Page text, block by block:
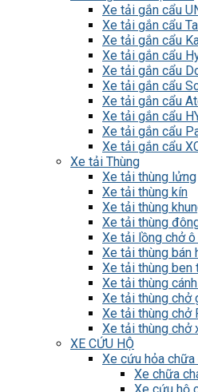
Xe tải gắn cẩu
Xe tải gắn cẩu
Xe tải gắn cẩu
Xe tải gắn cẩu
Xe tải gắn cẩu
Xe tải gắn cẩu
Xe tải gắn cẩu
Xe tải gắn cẩu
Xe tải gắn cẩu
Xe tải gắn cẩu
Xe tải Thùng
Xe tải thùng lửng
Xe tải thùng kín
Xe tải thùng
Xe tải thùng
Xe tải lồng chở
Xe tải thùng bán
Xe tải thùng ben
Xe tải thùng
Xe tải thùng chở
Xe tải thùng chở
Xe tải thùng chở
XE CỨU HỘ
Xe cứu hỏa chữa
Xe chữa